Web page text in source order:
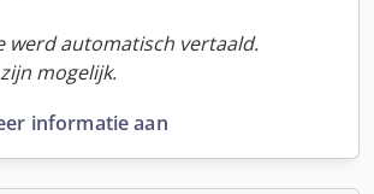
werd automatisch vertaald.
mogelijk.
informatie aan